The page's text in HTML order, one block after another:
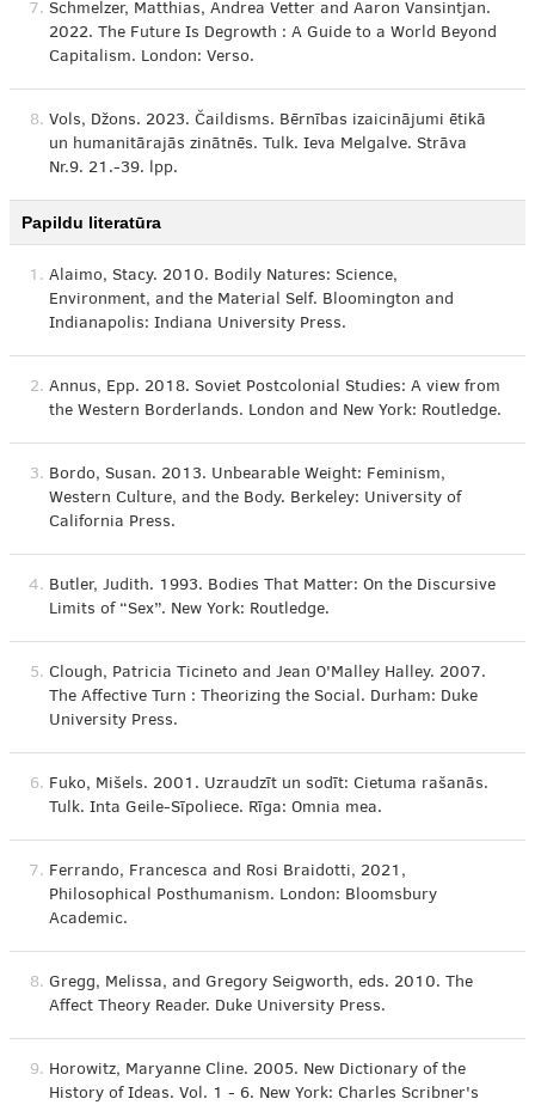
7. Schmelzer, Matthias, Andrea Vetter and Aaron Vansintjan.
2022. The Future Is Degrowth : A Guide to a World Beyond
Capitalism. London: Verso.
8. Vols, Džons. 2023. Čaildisms. Bērnības izaicinājumi ētikā
un humanitārajās zinātnēs. Tulk. Ieva Melgalve. Strāva
Nr.9. 21.-39. lpp.
Papildu literatūra
1. Alaimo, Stacy. 2010. Bodily Natures: Science,
Environment, and the Material Self. Bloomington and
Indianapolis: Indiana University Press.
2. Annus, Epp. 2018. Soviet Postcolonial Studies: A view from
the Western Borderlands. London and New York: Routledge.
3. Bordo, Susan. 2013. Unbearable Weight: Feminism,
Western Culture, and the Body. Berkeley: University of
California Press.
4. Butler, Judith. 1993. Bodies That Matter: On the Discursive
Limits of “Sex”. New York: Routledge.
5. Clough, Patricia Ticineto and Jean O'Malley Halley. 2007.
The Affective Turn : Theorizing the Social. Durham: Duke
University Press.
6. Fuko, Mišels. 2001. Uzraudzīt un sodīt: Cietuma rašanās.
Tulk. Inta Geile-Sīpoliece. Rīga: Omnia mea.
7. Ferrando, Francesca and Rosi Braidotti, 2021,
Philosophical Posthumanism. London: Bloomsbury
Academic.
8. Gregg, Melissa, and Gregory Seigworth, eds. 2010. The
Affect Theory Reader. Duke University Press.
9. Horowitz, Maryanne Cline. 2005. New Dictionary of the
History of Ideas. Vol. 1 - 6. New York: Charles Scribner's